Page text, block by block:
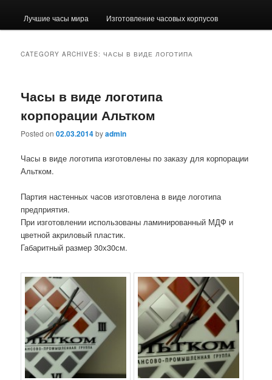
Лучшие часы мира Изготовление часовых корпусов
CATEGORY ARCHIVES:ЧАСЫ В ВИДЕ ЛОГОТИПА
Часы в виде логотипа
корпорации Альтком
Posted on02.03.2014byadmin
Часы в виде логотипа изготовлены по заказу для корпорации
Альтком.
Партия настенных часов изготовлена в виде логотипа
предприятия.
При изготовлении использованы ламинированный МДФ и
цветной акриловый пластик.
Габаритный размер 30х30см.